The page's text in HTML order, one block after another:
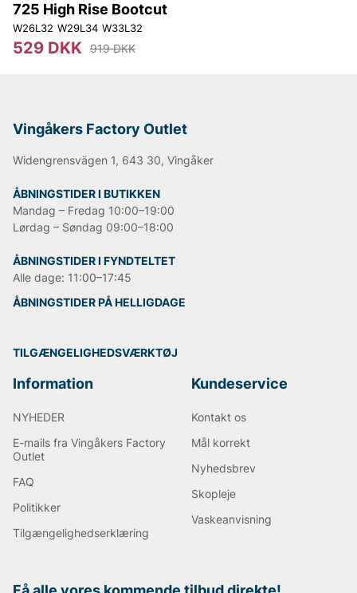
725 High Rise Bootcut
W26L32 W29L34 W33L32
529 DKK 919 DKK
Vingåkers Factory Outlet
Widengrensvägen 1, 643 30, Vingåker
ÅBNINGSTIDER I BUTIKKEN
Mandag – Fredag 10:00–19:00
Lørdag – Søndag 09:00–18:00
ÅBNINGSTIDER I FYNDTELTET
Alle dage: 11:00–17:45
ÅBNINGSTIDER PÅ HELLIGDAGE
TILGÆNGELIGHEDSVÆRKTØJ
Information
NYHEDER
E-mails fra Vingåkers Factory
Outlet
FAQ
Politikker
Tilgængelighedserklæring
Kundeservice
Kontakt os
Mål korrekt
Nyhedsbrev
Skopleje
Vaskeanvisning